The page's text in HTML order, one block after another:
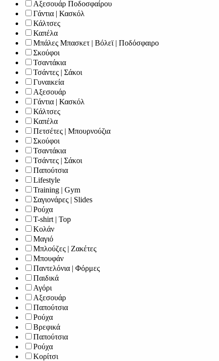
Αξεσουάρ Ποδοσφαίρου
Γάντια | Κασκόλ
Κάλτσες
Καπέλα
Μπάλες Μπασκετ | Βόλεϊ | Ποδόσφαιρο
Σκούφοι
Τσαντάκια
Τσάντες | Σάκοι
Γυναικεία
Αξεσουάρ
Γάντια | Κασκόλ
Κάλτσες
Καπέλα
Πετσέτες | Μπουρνούζια
Σκούφοι
Τσαντάκια
Τσάντες | Σάκοι
Παπούτσια
Lifestyle
Training | Gym
Σαγιονάρες | Slides
Ρούχα
T-shirt | Top
Κολάν
Μαγιό
Μπλούζες | Ζακέτες
Μπουφάν
Παντελόνια | Φόρμες
Παιδικά
Αγόρι
Αξεσουάρ
Παπούτσια
Ρούχα
Βρεφικά
Παπούτσια
Ρούχα
Κορίτσι